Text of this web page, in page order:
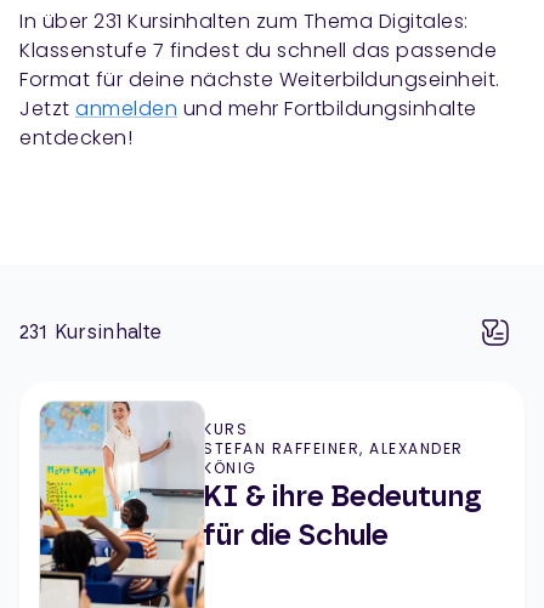
In über 231 Kursinhalten zum Thema Digitales:
Klassenstufe 7 findest du schnell das passende
Format für deine nächste Weiterbildungseinheit.
Jetzt anmelden und mehr Fortbildungsinhalte
entdecken!
231 Kursinhalte
KURS
STEFAN RAFFEINER, ALEXANDER
KÖNIG
KI & ihre Bedeutung
für die Schule